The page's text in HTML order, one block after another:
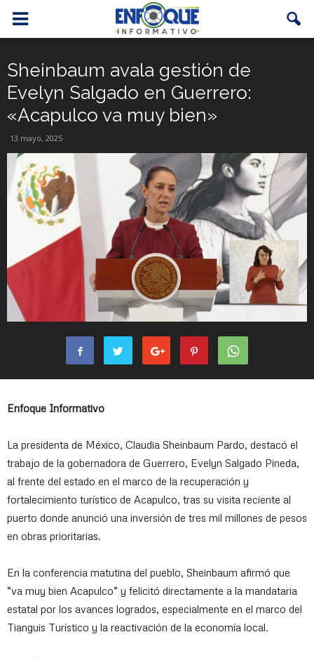
Sheinbaum avala gestión de
Evelyn Salgado en Guerrero:
«Acapulco va muy bien»
13 mayo, 2025
Enfoque Informativo
La presidenta de México, Claudia Sheinbaum Pardo, destacó el
trabajo de la gobernadora de Guerrero, Evelyn Salgado Pineda,
al frente del estado en el marco de la recuperación y
fortalecimiento turístico de Acapulco, tras su visita reciente al
puerto donde anunció una inversión de tres mil millones de pesos
en obras prioritarias.
En la conferencia matutina del pueblo, Sheinbaum afirmó que
“va muy bien Acapulco” y felicitó directamente a la mandataria
estatal por los avances logrados, especialmente en el marco del
Tianguis Turístico y la reactivación de la economía local.